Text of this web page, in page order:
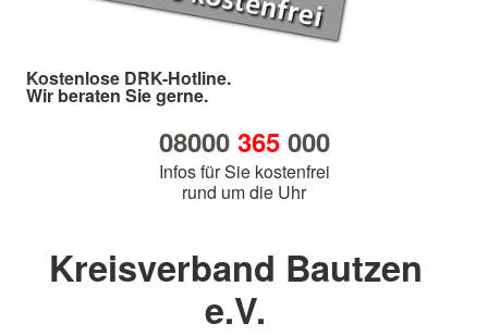
Kostenlose DRK-Hotline.
Wir beraten Sie gerne.
08000 365000
Infos für Sie kostenfrei
rund um die Uhr
Kreisverband Bautzen
e.V.